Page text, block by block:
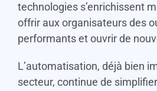
technologies s’enrichissent
offrir aux organisateurs des
performants et ouvrir de
L’automatisation, déjà bien
secteur, continue de